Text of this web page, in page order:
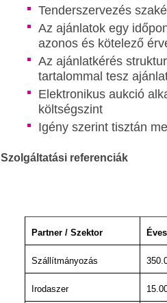
Tenderszervezés
Az ajánlatok egy
azonos és kötelező
Az ajánlatkérés
tartalommal tesz
Elektronikus aukció
költségszint
Igény szerint tisztán
Szolgáltatási referenciák
Partner / Szektor
Szállítmányozás
Irodaszer